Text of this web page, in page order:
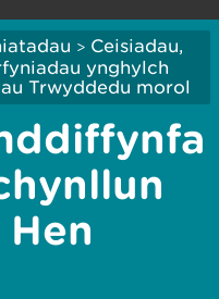
> Ceisiadau,
ynghylch
Trwyddedu morol